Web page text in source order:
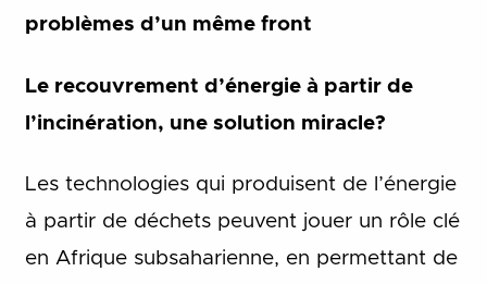
problèmes d’un même front
Le recouvrement d’énergie à partir de
l’incinération, une solution miracle?
Les technologies qui produisent de l’énergie
à partir de déchets peuvent jouer un rôle clé
en Afrique subsaharienne, en permettant de